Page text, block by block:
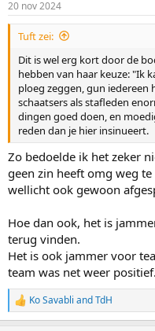
20 nov 2024
Tuft zei:
Dit is wel erg kort door de
hebben van haar keuze: "Ik
ploeg zeggen, gun iedereen
schaatsers als stafleden
dingen goed doen, en
reden dan je hier insinueert.
Zo bedoelde ik het zeker
geen zin heeft omg weg
wellicht ook gewoon
Hoe dan ook, het is
terug vinden.
Het is ook jammer voor
team was net weer positief.
R
e
Ko Savabli andTdH